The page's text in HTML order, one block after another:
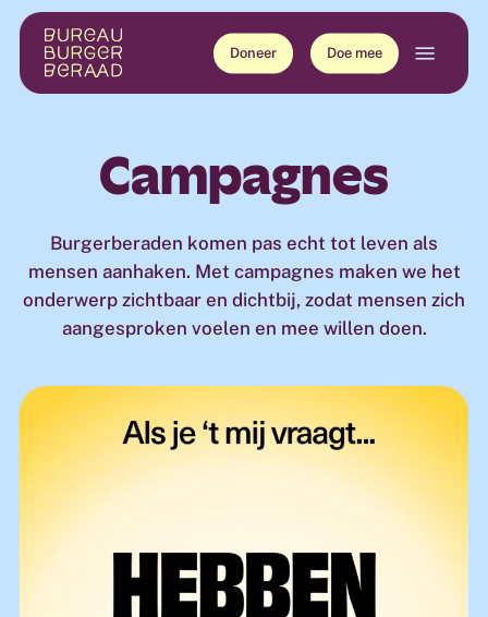
Skip
main
Doneer Doe mee
Campagnes
Burgerberaden komen pas echt tot leven als
mensen aanhaken. Met campagnes maken we het
onderwerp zichtbaar en dichtbij, zodat mensen zich
aangesproken voelen en mee willen doen.